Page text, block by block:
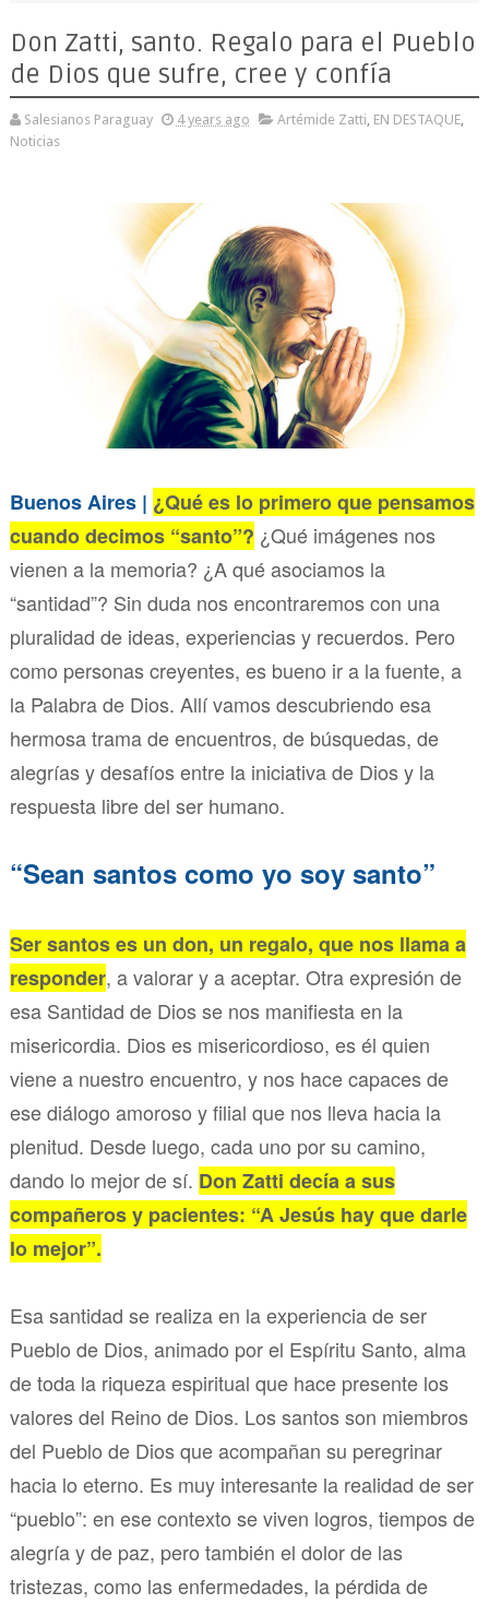
Don Zatti, santo. Regalo para el Pueblo
de Dios que sufre, cree y confía
Salesianos Paraguay 4 years ago Artémide Zatti EN DESTAQUE,
Noticias
Buenos Aires | ¿Qué es lo primero que pensamos
cuando decimos “santo”? ¿Qué imágenes nos
vienen a la memoria? ¿A qué asociamos la
“santidad”? Sin duda nos encontraremos con una
pluralidad de ideas, experiencias y recuerdos. Pero
como personas creyentes, es bueno ir a la fuente, a
la Palabra de Dios. Allí vamos descubriendo esa
hermosa trama de encuentros, de búsquedas, de
alegrías y desafíos entre la iniciativa de Dios y la
respuesta libre del ser humano.
“Sean santos como yo soy santo”
Ser santos es un don, un regalo, que nos llama a
responder, a valorar y a aceptar. Otra expresión de
esa Santidad de Dios se nos manifiesta en la
misericordia. Dios es misericordioso, es él quien
viene a nuestro encuentro, y nos hace capaces de
ese diálogo amoroso y filial que nos lleva hacia la
plenitud. Desde luego, cada uno por su camino,
dando lo mejor de sí. Don Zatti decía a sus
compañeros y pacientes: “A Jesús hay que darle
lo mejor”.
Esa santidad se realiza en la experiencia de ser
Pueblo de Dios, animado por el Espíritu Santo, alma
de toda la riqueza espiritual que hace presente los
valores del Reino de Dios. Los santos son miembros
del Pueblo de Dios que acompañan su peregrinar
hacia lo eterno. Es muy interesante la realidad de ser
“pueblo”: en ese contexto se viven logros, tiempos de
alegría y de paz, pero también el dolor de las
tristezas, como las enfermedades, la pérdida de